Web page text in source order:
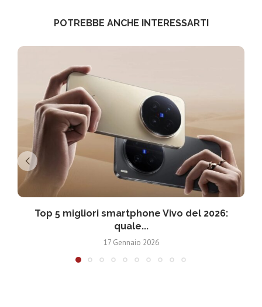
POTREBBE ANCHE INTERESSARTI
Top 5 migliori smartphone Vivo del 2026:
quale...
17 Gennaio 2026